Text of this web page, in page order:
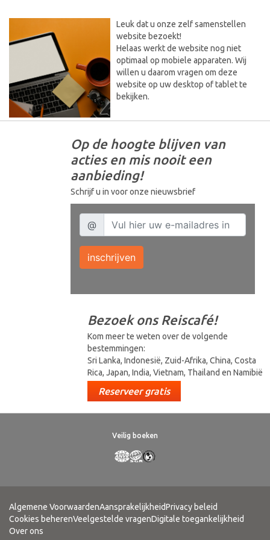
Leuk dat u onze zelf samenstellen
website bezoekt!
Helaas werkt de website nog niet
optimaal op mobiele apparaten. Wij
willen u daarom vragen om deze
website op uw desktop of tablet te
bekijken.
Op de hoogte blijven van
acties en mis nooit een
aanbieding!
Schrijf u in voor onze nieuwsbrief
Bezoek ons Reiscafé!
Kom meer te weten over de volgende
bestemmingen:
Sri Lanka, Indonesië, Zuid-Afrika, China, Costa
Rica, Japan, India, Vietnam, Thailand en Namibië
Reserveer gratis
Veilig boeken
Algemene VoorwaardenAansprakelijkheidPrivacy beleid
Cookies beherenVeelgestelde vragenDigitale toegankelijkheid
Over ons